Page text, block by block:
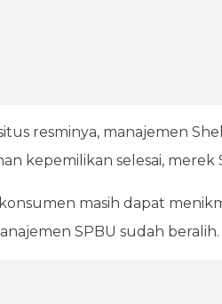
resminya, manajemen
kepemilikan selesai,
masih dapat
SPBU sudah beralih.